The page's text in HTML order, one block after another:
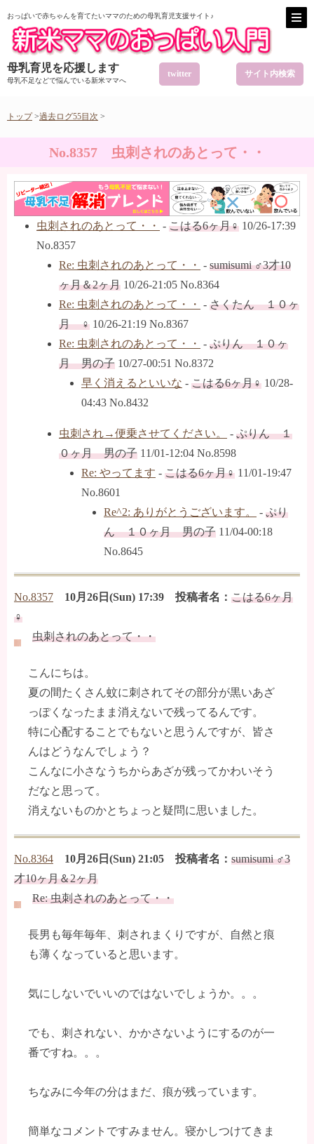
おっぱいで赤ちゃんを育てたいママのための母乳育児支援サイト♪
母乳育児を応援します
母乳不足などで悩んでいる新米ママへ
twitter サイト内検索
トップ>過去ログ55目次 >
No.8357 虫刺されのあとって・・
虫刺されのあとって・・ - こはる6ヶ月♀ 10/26-17:39
No.8357
Re: 虫刺されのあとって・・ - sumisumi ♂3才10
ヶ月＆2ヶ月 10/26-21:05 No.8364
Re: 虫刺されのあとって・・ - さくたん １０ヶ
月 ♀ 10/26-21:19 No.8367
Re: 虫刺されのあとって・・ - ぷりん １０ヶ
月 男の子 10/27-00:51 No.8372
早く消えるといいな - こはる6ヶ月♀ 10/28-
04:43 No.8432
虫刺され→便乗させてください。 - ぷりん １
０ヶ月 男の子 11/01-12:04 No.8598
Re: やってます - こはる6ヶ月♀ 11/01-19:47
No.8601
Re^2: ありがとうございます。
- ぷり
ん １０ヶ月 男の子 11/04-00:18
No.8645
No.8357 10月26日(Sun) 17:39 投稿者名： こはる6ヶ月
♀
虫刺されのあとって・・
こんにちは。
夏の間たくさん蚊に刺されてその部分が黒いあざ
っぽくなったまま消えないで残ってるんです。
特に心配することでもないと思うんですが、皆さ
んはどうなんでしょう？
こんなに小さなうちからあざが残ってかわいそう
だなと思って。
消えないものかとちょっと疑問に思いました。
No.8364 10月26日(Sun) 21:05 投稿者名： sumisumi ♂3
才10ヶ月＆2ヶ月
Re: 虫刺されのあとって・・
長男も毎年毎年、刺されまくりですが、自然と痕
も薄くなっていると思います。
気にしないでいいのではないでしょうか。。。
でも、刺されない、かかさないようにするのが一
番ですね。。。
ちなみに今年の分はまだ、痕が残っています。
簡単なコメントですみません。寝かしつけてきま